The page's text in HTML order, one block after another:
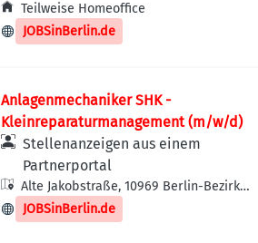
Berlin-Bezirk Lichtenberg,
Deutschland
Teilweise Homeoffice
JOBSinBerlin.de
Anlagenmechaniker SHK -
Kleinreparaturmanagement (m/w/d)
Stellenanzeigen aus einem
Partnerportal
Alte Jakobstraße, 10969 Berlin-Bezirk
Friedrichshain-Kreuzberg, Deutschland
JOBSinBerlin.de